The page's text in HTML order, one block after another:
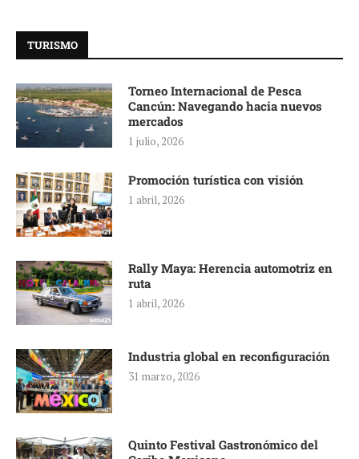
TURISMO
Torneo Internacional de Pesca
Cancún: Navegando hacia nuevos
mercados
1 julio, 2026
Promoción turística con visión
1 abril, 2026
Rally Maya: Herencia automotriz en
ruta
1 abril, 2026
Industria global en reconfiguración
31 marzo, 2026
Quinto Festival Gastronómico del